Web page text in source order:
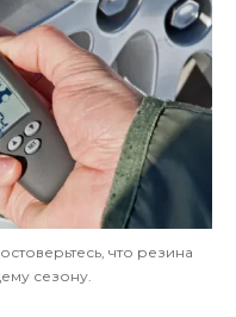
что резина
сезону.